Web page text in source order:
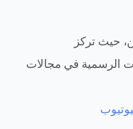
حيث تركز
الرسمية في مجالات